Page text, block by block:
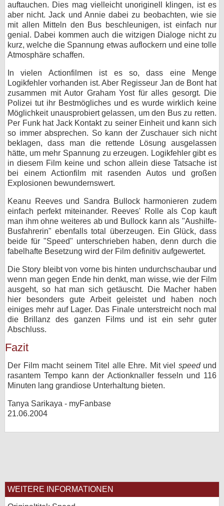
auftauchen. Dies mag vielleicht unoriginell klingen, ist es
aber nicht. Jack und Annie dabei zu beobachten, wie sie
mit allen Mitteln den Bus beschleunigen, ist einfach nur
genial. Dabei kommen auch die witzigen Dialoge nicht zu
kurz, welche die Spannung etwas auflockern und eine tolle
Atmosphäre schaffen.
In vielen Actionfilmen ist es so, dass eine Menge
Logikfehler vorhanden ist. Aber Regisseur Jan de Bont hat
zusammen mit Autor Graham Yost für alles gesorgt. Die
Polizei tut ihr Bestmögliches und es wurde wirklich keine
Möglichkeit unausprobiert gelassen, um den Bus zu retten.
Per Funk hat Jack Kontakt zu seiner Einheit und kann sich
so immer absprechen. So kann der Zuschauer sich nicht
beklagen, dass man die rettende Lösung ausgelassen
hätte, um mehr Spannung zu erzeugen. Logikfehler gibt es
in diesem Film keine und schon allein diese Tatsache ist
bei einem Actionfilm mit rasenden Autos und großen
Explosionen bewundernswert.
Keanu Reeves und Sandra Bullock harmonieren zudem
einfach perfekt miteinander. Reeves' Rolle als Cop kauft
man ihm ohne weiteres ab und Bullock kann als "Aushilfe-
Busfahrerin" ebenfalls total überzeugen. Ein Glück, dass
beide für "Speed" unterschrieben haben, denn durch die
fabelhafte Besetzung wird der Film definitiv aufgewertet.
Die Story bleibt von vorne bis hinten undurchschaubar und
wenn man gegen Ende hin denkt, man wisse, wie der Film
ausgeht, so hat man sich getäuscht. Die Macher haben
hier besonders gute Arbeit geleistet und haben noch
einiges mehr auf Lager. Das Finale unterstreicht noch mal
die Brillanz des ganzen Films und ist ein sehr guter
Abschluss.
Fazit
Der Film macht seinem Titel alle Ehre. Mit viel speedund
rasantem Tempo kann der Actionknaller fesseln und 116
Minuten lang grandiose Unterhaltung bieten.
Tanya Sarikaya - myFanbase
21.06.2004
WEITERE INFORMATIONEN